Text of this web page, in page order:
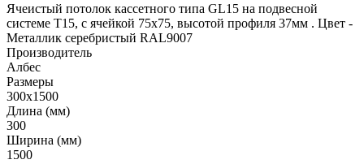
Ячеистый потолок кассетного типа GL15 на подвесной
системе Т15, с ячейкой 75х75, высотой профиля 37мм . Цвет -
Металлик серебристый RAL9007
Производитель
Албес
Размеры
300x1500
Длина (мм)
300
Ширина (мм)
1500